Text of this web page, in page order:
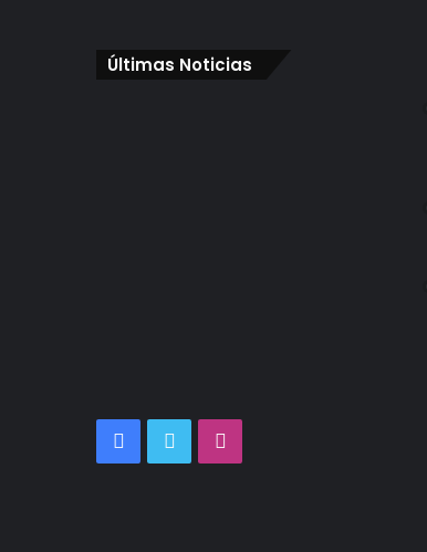
Últimas Noticias
Facebook
Twitter